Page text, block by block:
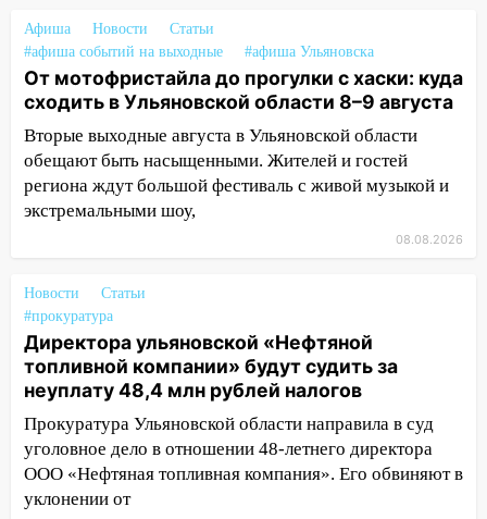
мотофристайлом и концертом
«Мураками»
14:04 Жару смоет ливнями: прогноз
погоды в Ульяновской области на
выходные 8-9 августа
13:30 В Ульяновске транспортные
полицейские проведут акцию «Час
пассажира»
обокрали женщину на пляже и
подростка в сквере
13:01 В Димитровграде мужчина
выбросил из машины страйкбольную
гранату: его задержали
12:34 На Ульяновскую область
надвигается сильнейшая непогода: град
и шквал до 27 м/с
Афиша Новости
Статьи
#афиша событий на выходные
#афиша Ульяновска
От мотофристайла до прогулки с хаски: куда
сходить в Ульяновской области 8–9 августа
Вторые выходные августа в Ульяновской области
обещают быть насыщенными. Жителей и гостей
региона ждут большой фестиваль с живой музыкой и
экстремальными шоу,
08.08.2026
Новости
Статьи
#прокуратура
Директора ульяновской «Нефтяной
топливной компании» будут судить за
неуплату 48,4 млн рублей налогов
Прокуратура Ульяновской области направила в суд
уголовное дело в отношении 48-летнего директора
ООО «Нефтяная топливная компания». Его обвиняют в
уклонении от